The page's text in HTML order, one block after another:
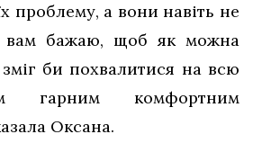
проблему, а вони навіть не
вам бажаю, щоб як можна
би похвалитися на всю
гарним комфортним
Оксана.